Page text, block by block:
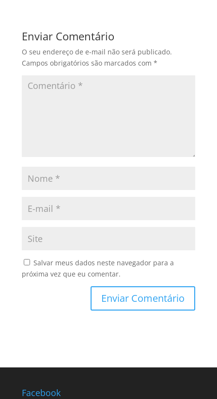
Enviar Comentário
O seu endereço de e-mail não será publicado.
Campos obrigatórios são marcados com *
Salvar meus dados neste navegador para a
próxima vez que eu comentar.
Facebook